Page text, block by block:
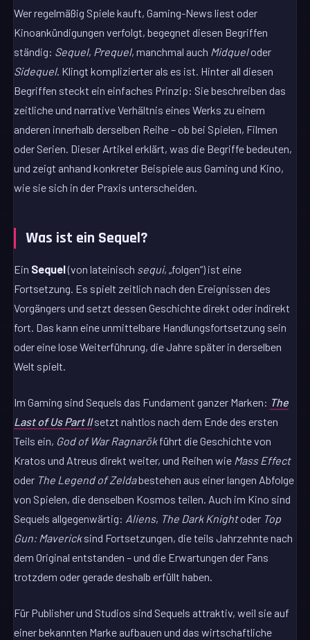
Wer regelmäßig Spiele kauft, Gaming-News liest oder
Kinoankündigungen verfolgt, begegnet diesen Begriffen
ständig: Sequel, Prequel, manchmal auch Midqueloder
Sidequel. Klingt komplizierter als es ist. Hinter all diesen
Begriffen steckt ein einfaches Prinzip: Sie beschreiben das
zeitliche und narrative Verhältnis eines Werks zu einem
anderen innerhalb derselben Reihe – ob bei Spielen, Filmen
oder Serien. Dieser Artikel erklärt, was die Begriffe bedeuten,
und zeigt anhand konkreter Beispiele aus Gaming und Kino,
wie sie sich in der Praxis unterscheiden.
Was ist ein Sequel?
Ein Sequel(von lateinisch sequi, „folgen“) ist eine
Fortsetzung. Es spielt zeitlich nach den Ereignissen des
Vorgängers und setzt dessen Geschichte direkt oder indirekt
fort. Das kann eine unmittelbare Handlungsfortsetzung sein
oder eine lose Weiterführung, die Jahre später in derselben
Welt spielt.
Im Gaming sind Sequels das Fundament ganzer Marken: The
Last of Us Part IIsetzt nahtlos nach dem Ende des ersten
Teils ein, God of War Ragnarökführt die Geschichte von
Kratos und Atreus direkt weiter, und Reihen wie Mass Effect
oder The Legend of Zeldabestehen aus einer langen Abfolge
von Spielen, die denselben Kosmos teilen. Auch im Kino sind
Sequels allgegenwärtig: Aliens, The Dark Knightoder Top
Gun: Mavericksind Fortsetzungen, die teils Jahrzehnte nach
dem Original entstanden – und die Erwartungen der Fans
trotzdem oder gerade deshalb erfüllt haben.
Für Publisher und Studios sind Sequels attraktiv, weil sie auf
einer bekannten Marke aufbauen und das wirtschaftliche